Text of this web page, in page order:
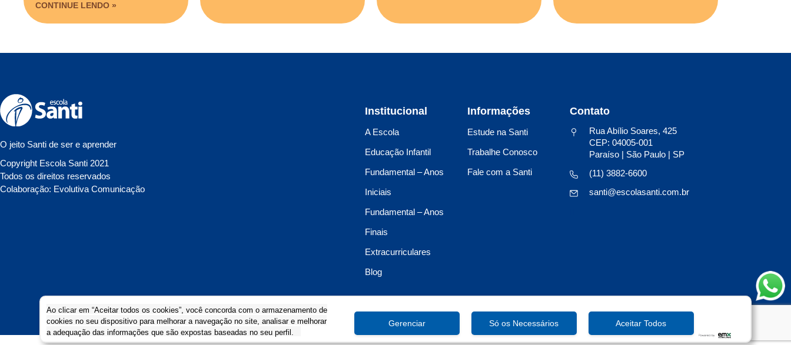
CONTINUE LENDO »
O jeito Santi de ser e aprender
Copyright Escola Santi 2021
Todos os direitos reservados
Colaboração: Evolutiva Comunicação
Institucional
A Escola
Educação Infantil
Fundamental – Anos
Iniciais
Fundamental – Anos
Finais
Extracurriculares
Blog
Informações
Estude na Santi
Trabalhe Conosco
Fale com a Santi
Contato
Rua Abílio Soares, 425
CEP: 04005-001
Paraíso | São Paulo | SP
(11) 3882-6600
santi@escolasanti.com.br
Ao clicar em “Aceitar todos os cookies”, você concorda com o armazenamento de
cookies no seu dispositivo para melhorar a navegação no site, analisar e melhorar
a adequação das informações que são expostas baseadas no seu perfil.
Gerenciar Só os Necessários Aceitar Todos